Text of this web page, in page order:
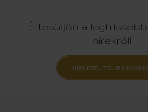
Értesüljön a legfrissebb
hírekről!
HÍRLEVÉL